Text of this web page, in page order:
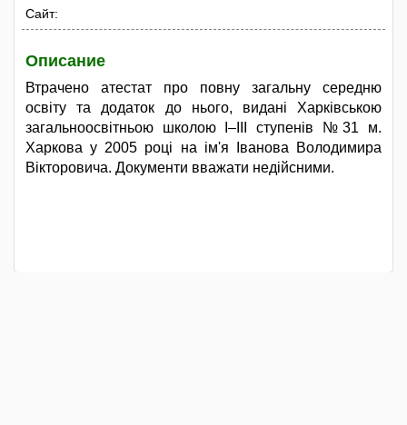
Сайт:
Описание
Втрачено атестат про повну загальну середню
освіту та додаток до нього, видані Харківською
загальноосвітньою школою І–ІІІ ступенів №31 м.
Харкова у 2005 році на ім'я Іванова Володимира
Вікторовича. Документи вважати недійсними.